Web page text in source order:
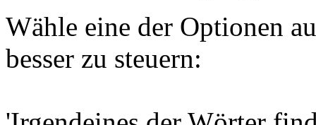
Wähle eine der Optionen
besser zu steuern: